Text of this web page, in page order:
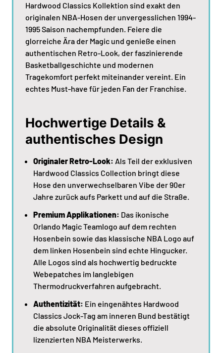
Hardwood Classics Kollektion sind exakt den
originalen NBA-Hosen der unvergesslichen 1994-
1995 Saison nachempfunden. Feiere die
glorreiche Ära der Magic und genieße einen
authentischen Retro-Look, der faszinierende
Basketballgeschichte und modernen
Tragekomfort perfekt miteinander vereint. Ein
echtes Must-have für jeden Fan der Franchise.
Hochwertige Details &
authentisches Design
Originaler Retro-Look: Als Teil der exklusiven
Hardwood Classics Collection bringt diese
Hose den unverwechselbaren Vibe der 90er
Jahre zurück aufs Parkett und auf die Straße.
Premium Applikationen: Das ikonische
Orlando Magic Teamlogo auf dem rechten
Hosenbein sowie das klassische NBA Logo auf
dem linken Hosenbein sind echte Hingucker.
Alle Logos sind als hochwertig bedruckte
Webepatches im langlebigen
Thermodruckverfahren aufgebracht.
Authentizität: Ein eingenähtes Hardwood
Classics Jock-Tag am inneren Bund bestätigt
die absolute Originalität dieses offiziell
lizenzierten NBA Meisterwerks.